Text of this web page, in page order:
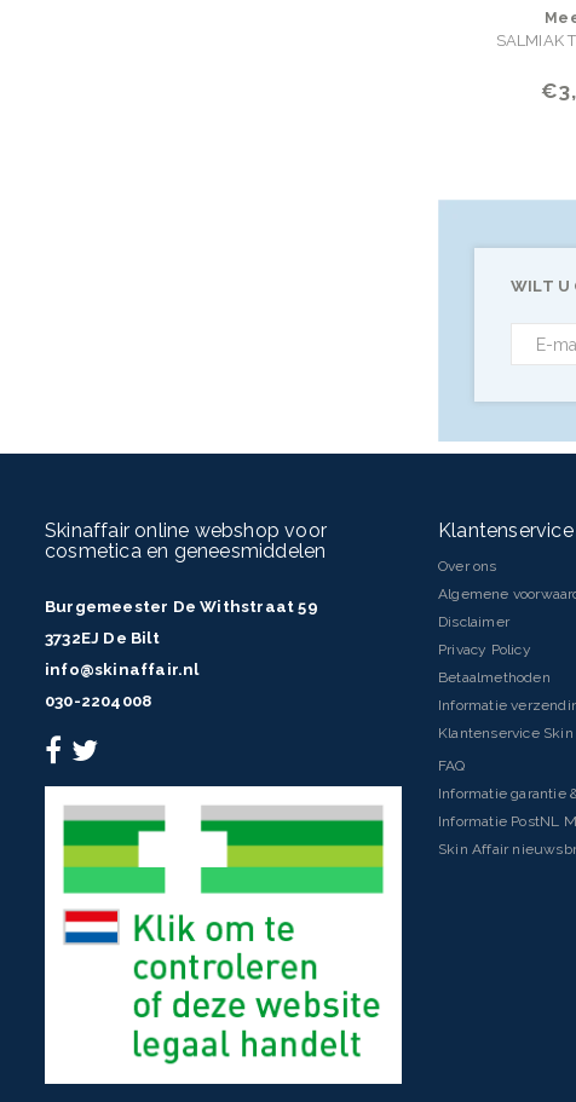
SALMIAK
WILT U
Skinaffair online webshop voor
cosmetica en geneesmiddelen
Burgemeester De Withstraat 59
3732EJ De Bilt
info@skinaffair.nl
030-2204008
Klantenservice
Over ons
Algemene
Disclaimer
Privacy Policy
Betaalmethoden
Informatie
Klantenservice
FAQ
Informatie garantie
Informatie PostNL
Skin Affair